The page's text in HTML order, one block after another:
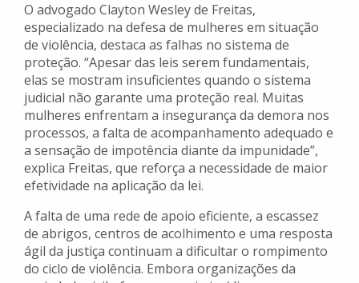
O advogado Clayton Wesley de Freitas,
especializado na defesa de mulheres em situação
de violência, destaca as falhas no sistema de
proteção. “Apesar das leis serem fundamentais,
elas se mostram insuficientes quando o sistema
judicial não garante uma proteção real. Muitas
mulheres enfrentam a insegurança da demora nos
processos, a falta de acompanhamento adequado e
a sensação de impotência diante da impunidade”,
explica Freitas, que reforça a necessidade de maior
efetividade na aplicação da lei.
A falta de uma rede de apoio eficiente, a escassez
de abrigos, centros de acolhimento e uma resposta
ágil da justiça continuam a dificultar o rompimento
do ciclo de violência. Embora organizações da